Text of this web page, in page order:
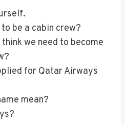
be a cabin crew?
we need to become
for Qatar Airways
mean?